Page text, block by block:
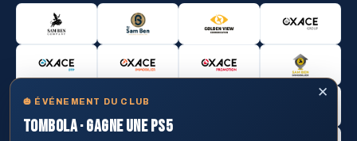
✕
🎃 ÉVÉNEMENT DU CLUB
TOMBOLA · GAGNE UNE PS5